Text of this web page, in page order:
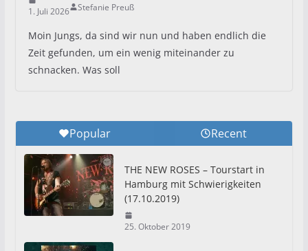
1. Juli 2026 Stefanie Preuß
Moin Jungs, da sind wir nun und haben endlich die
Zeit gefunden, um ein wenig miteinander zu
schnacken. Was soll
Popular Recent
THE NEW ROSES – Tourstart in
Hamburg mit Schwierigkeiten
(17.10.2019)
25. Oktober 2019